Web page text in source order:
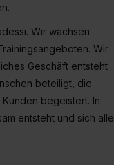
Wir wachsen
Wir
Geschäft entsteht
beteiligt, die
begeistert. In
entsteht und sich alle